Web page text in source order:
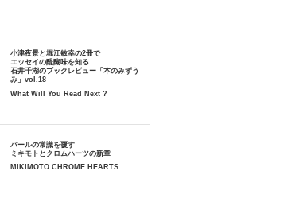
小津夜景と堀江敏幸の2冊で
エッセイの醍醐味を知る
石井千湖のブックレビュー「本のみずう
み」vol.18
What Will You Read Next ?
パールの常識を覆す
ミキモトとクロムハーツの新章
MIKIMOTO CHROME HEARTS